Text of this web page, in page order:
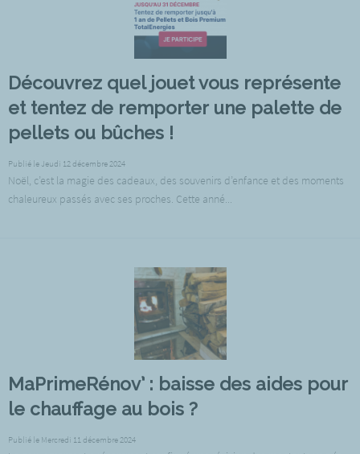
Découvrez quel jouet vous représente
et tentez de remporter une palette de
pellets ou bûches !
Publié le Jeudi 12 décembre 2024
Noël, c’est la magie des cadeaux, des souvenirs d’enfance et des moments
chaleureux passés avec ses proches. Cette anné...
MaPrimeRénov’ : baisse des aides pour
le chauffage au bois ?
Publié le Mercredi 11 décembre 2024